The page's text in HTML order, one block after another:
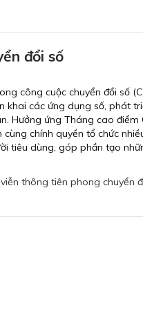
đổi số
công cuộc chuyển đổi số
khai các ứng dụng số, phát
Hưởng ứng Tháng cao điểm
chính quyền tổ chức
tiêu dùng, góp phần tạo
thông tiên phong chuyển